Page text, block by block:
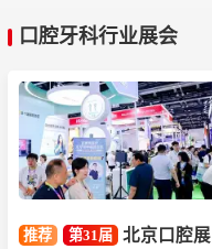
口腔牙科行业展会
推荐 第31届 北京口腔展